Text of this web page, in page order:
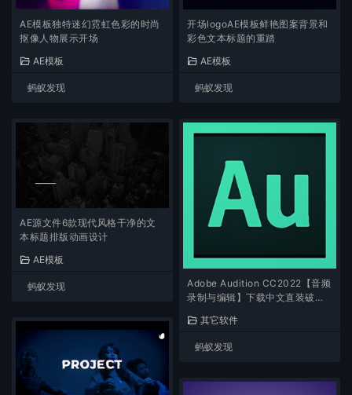
AE模板独特迷幻霓虹色彩的时尚
抠像人物展示开场
AE模板
蚂蚁发现
开场logoAE模板鲜艳图案背景和
彩色文本标题的重踏
AE模板
蚂蚁发现
AE源文件6款现代风格干净的文
本标题排版动画设计
AE模板
蚂蚁发现
Adobe Audition CC2022【音频
录制与编辑】下载中文直装破解
其它软件
蚂蚁发现